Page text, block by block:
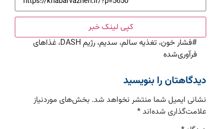
کپی لینک خبر
#
فشار خون، تغذیه سالم، سدیم، رژیم DASH، غذاهای
فرآوری‌شده
دیدگاهتان را بنویسید
نشانی ایمیل شما منتشر نخواهد شد. بخش‌های موردنیاز
علامت‌گذاری شده‌اند*